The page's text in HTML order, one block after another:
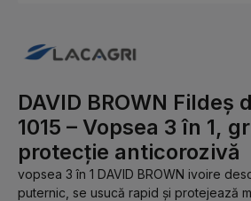
DAVID BROWN Fildeș
1015 – Vopsea 3 în 1,
protecție anticorozivă
vopsea 3 în 1 DAVID BROWN ivoire
puternic, se usucă rapid și protejează